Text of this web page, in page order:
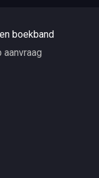
boekband
aanvraag